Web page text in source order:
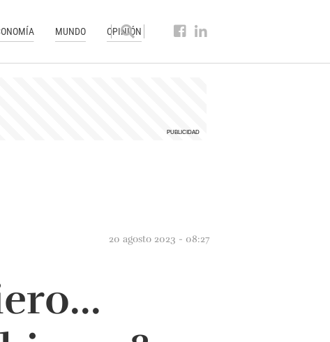
MUNDO OPINIÓN
20 agosto 2023 - 08:27